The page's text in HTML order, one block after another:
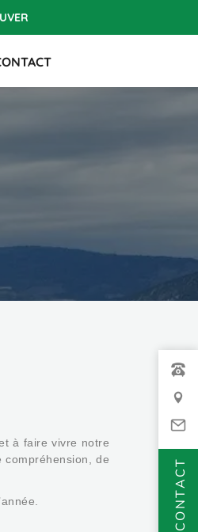
CONTACT
à faire vivre notre
compréhension, de